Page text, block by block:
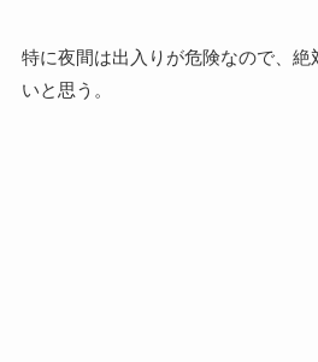
特に夜間は出入りが危険なので、絶
いと思う。